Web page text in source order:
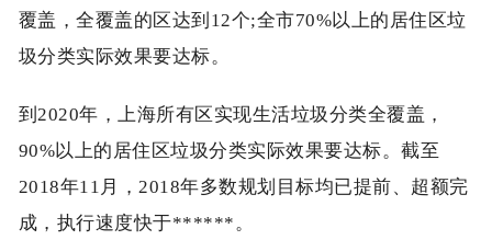
覆盖，全覆盖的区达到12个;全市70%以上的居住区垃
圾分类实际效果要达标。
到2020年，上海所有区实现生活垃圾分类全覆盖，
90%以上的居住区垃圾分类实际效果要达标。截至
2018年11月，2018年多数规划目标均已提前、超额完
成，执行速度快于******。